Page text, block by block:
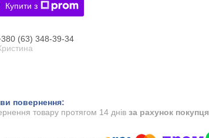
Купити з
(63) 348-39-34
товару протягом 14 днів за рахунок покупця